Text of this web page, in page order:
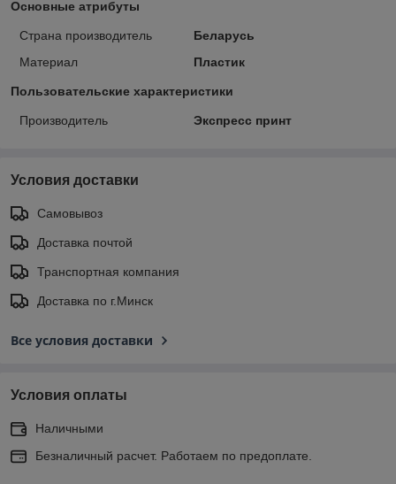
Основные атрибуты
Страна производитель
Беларусь
Материал
Пластик
Пользовательские характеристики
Производитель Экспресс принт
Условия доставки
Самовывоз
Доставка почтой
Транспортная компания
Доставка по г.Минск
Все условия доставки
Условия оплаты
Наличными
Безналичный расчет. Работаем по предоплате.